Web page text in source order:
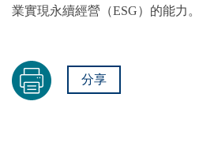
業實現永續經營（ESG）的能力。
分享